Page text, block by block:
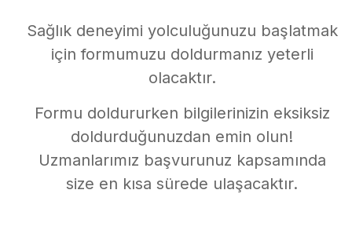
Sağlık deneyimi yolculuğunuzu başlatmak
için formumuzu doldurmanız yeterli
olacaktır.
Formu doldururken bilgilerinizin eksiksiz
doldurduğunuzdan emin olun!
Uzmanlarımız başvurunuz kapsamında
size en kısa sürede ulaşacaktır.